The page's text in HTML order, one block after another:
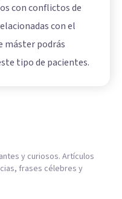
con conflictos de
con el
máster podrás
tipo de pacientes.
y curiosos. Artículos
frases célebres y